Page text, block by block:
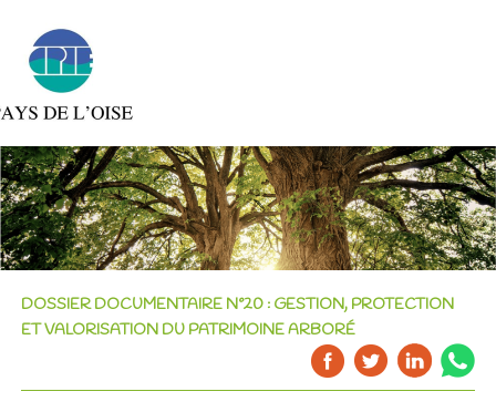
DOSSIER DOCUMENTAIRE N°20 : GESTION, PROTECTION
ET VALORISATION DU PATRIMOINE ARBORÉ